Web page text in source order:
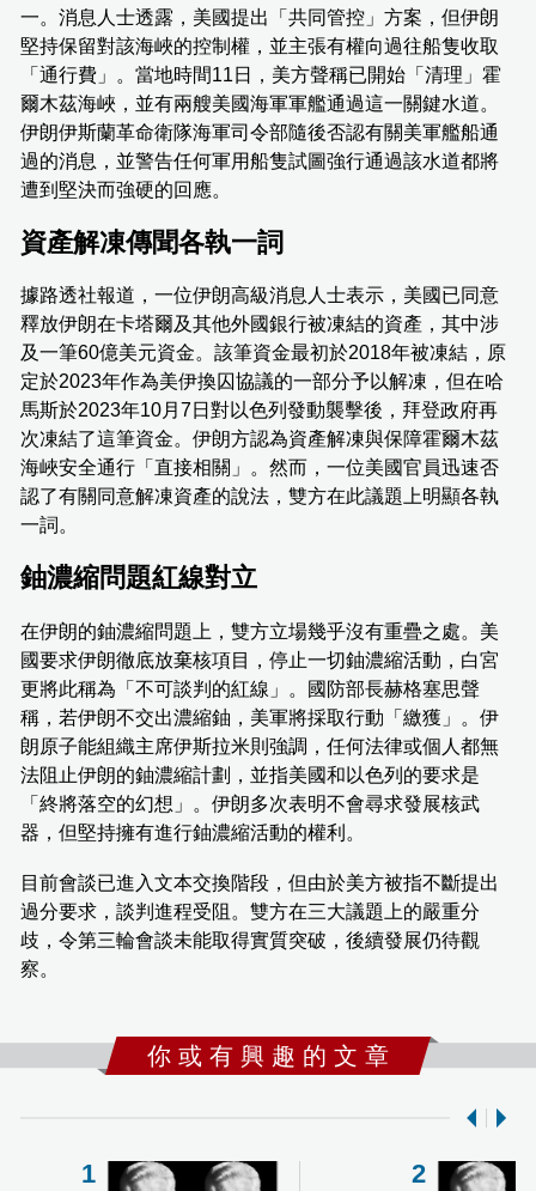
一。消息人士透露，美國提出「共同管控」方案，但伊朗
堅持保留對該海峽的控制權，並主張有權向過往船隻收取
「通行費」。當地時間11日，美方聲稱已開始「清理」霍
爾木茲海峽，並有兩艘美國海軍軍艦通過這一關鍵水道。
伊朗伊斯蘭革命衛隊海軍司令部隨後否認有關美軍艦船通
過的消息，並警告任何軍用船隻試圖強行通過該水道都將
遭到堅決而強硬的回應。
資產解凍傳聞各執一詞
據路透社報道，一位伊朗高級消息人士表示，美國已同意
釋放伊朗在卡塔爾及其他外國銀行被凍結的資產，其中涉
及一筆60億美元資金。該筆資金最初於2018年被凍結，原
定於2023年作為美伊換囚協議的一部分予以解凍，但在哈
馬斯於2023年10月7日對以色列發動襲擊後，拜登政府再
次凍結了這筆資金。伊朗方認為資產解凍與保障霍爾木茲
海峽安全通行「直接相關」。然而，一位美國官員迅速否
認了有關同意解凍資產的說法，雙方在此議題上明顯各執
一詞。
鈾濃縮問題紅線對立
在伊朗的鈾濃縮問題上，雙方立場幾乎沒有重疊之處。美
國要求伊朗徹底放棄核項目，停止一切鈾濃縮活動，白宮
更將此稱為「不可談判的紅線」。國防部長赫格塞思聲
稱，若伊朗不交出濃縮鈾，美軍將採取行動「繳獲」。伊
朗原子能組織主席伊斯拉米則強調，任何法律或個人都無
法阻止伊朗的鈾濃縮計劃，並指美國和以色列的要求是
「終將落空的幻想」。伊朗多次表明不會尋求發展核武
器，但堅持擁有進行鈾濃縮活動的權利。
目前會談已進入文本交換階段，但由於美方被指不斷提出
過分要求，談判進程受阻。雙方在三大議題上的嚴重分
歧，令第三輪會談未能取得實質突破，後續發展仍待觀
察。
你 或 有 興 趣 的 文 章